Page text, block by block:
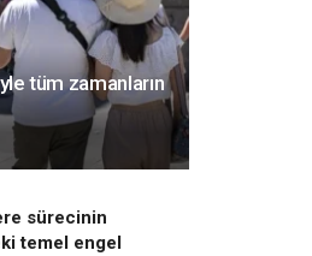
tüm zamanların
sürecinin
temel engel